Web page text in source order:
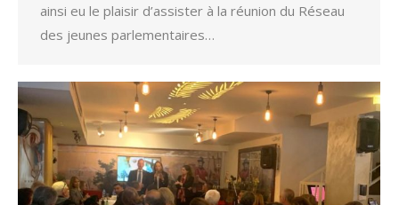
ainsi eu le plaisir d’assister à la réunion du Réseau
des jeunes parlementaires…